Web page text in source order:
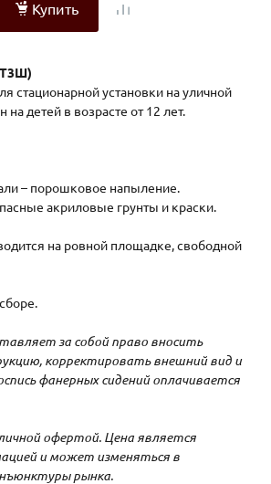
Купить
стационарной установки на уличной
на детей в возрасте от 12 лет.
– порошковое напыление.
акриловые грунты и краски.
на ровной площадке, свободной
за собой право вносить
корректировать внешний вид и
фанерных сидений оплачивается
офертой. Цена является
и может изменяться в
рынка.